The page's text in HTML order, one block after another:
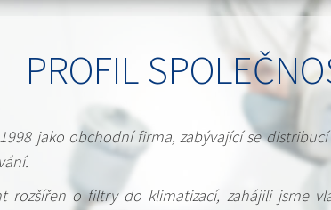
PROFIL
jako obchodní firma, zabývající se
rozšířen o filtry do klimatizací, zahájili jsme